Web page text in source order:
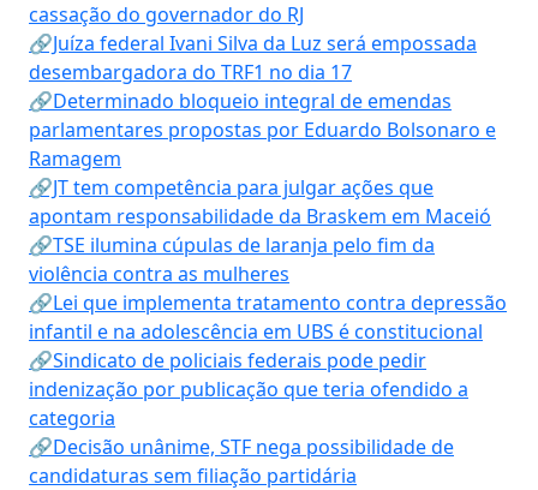
cassação do governador do RJ
🔗Juíza federal Ivani Silva da Luz será empossada
desembargadora do TRF1 no dia 17
🔗Determinado bloqueio integral de emendas
parlamentares propostas por Eduardo Bolsonaro e
Ramagem
🔗JT tem competência para julgar ações que
apontam responsabilidade da Braskem em Maceió
🔗TSE ilumina cúpulas de laranja pelo fim da
violência contra as mulheres
🔗Lei que implementa tratamento contra depressão
infantil e na adolescência em UBS é constitucional
🔗Sindicato de policiais federais pode pedir
indenização por publicação que teria ofendido a
categoria
🔗Decisão unânime, STF nega possibilidade de
candidaturas sem filiação partidária